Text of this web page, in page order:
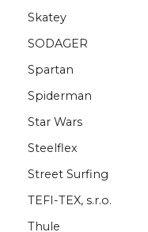
Skatey
SODAGER
Spartan
Spiderman
Star Wars
Steelflex
Street Surfing
TEFI-TEX, s.r.o.
Thule